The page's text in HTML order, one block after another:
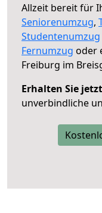
Allzeit bereit für
Seniorenumzug,
Studentenumzug
Fernumzug oder
Freiburg im
Erhalten Sie jetzt
unverbindliche